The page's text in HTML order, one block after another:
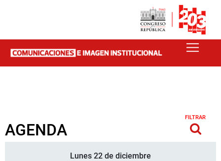
AGENDA
FILTRAR
Lunes 22 de diciembre